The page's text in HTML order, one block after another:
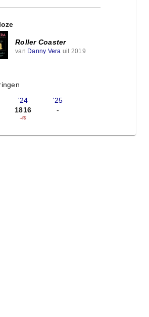
Roller Coaster
van Danny Vera uit 2019
'24
1816
-49
'25
-